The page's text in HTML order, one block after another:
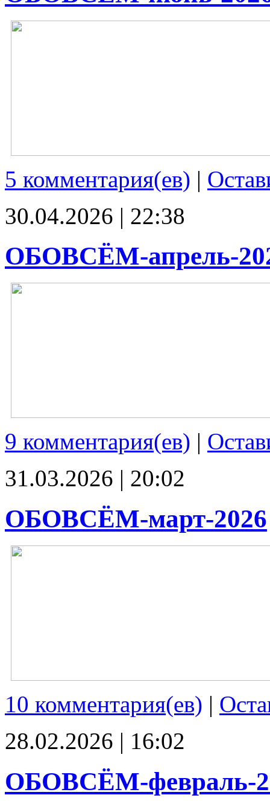
5 комментария(ев) |
30.04.2026 | 22:38
ОБОВСЁМ-апрель-
9 комментария(ев) |
31.03.2026 | 20:02
ОБОВСЁМ-март-2026
10 комментария(ев) |
28.02.2026 | 16:02
ОБОВСЁМ-февраль-